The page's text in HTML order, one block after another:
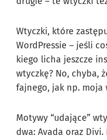
Wtyczki, które
WordPressie – jeśli
kiego licha jeszcze
wtyczkę? No, chyba,
fajnego, jak np. moja
Motywy “udające”
dwa: Avada oraz